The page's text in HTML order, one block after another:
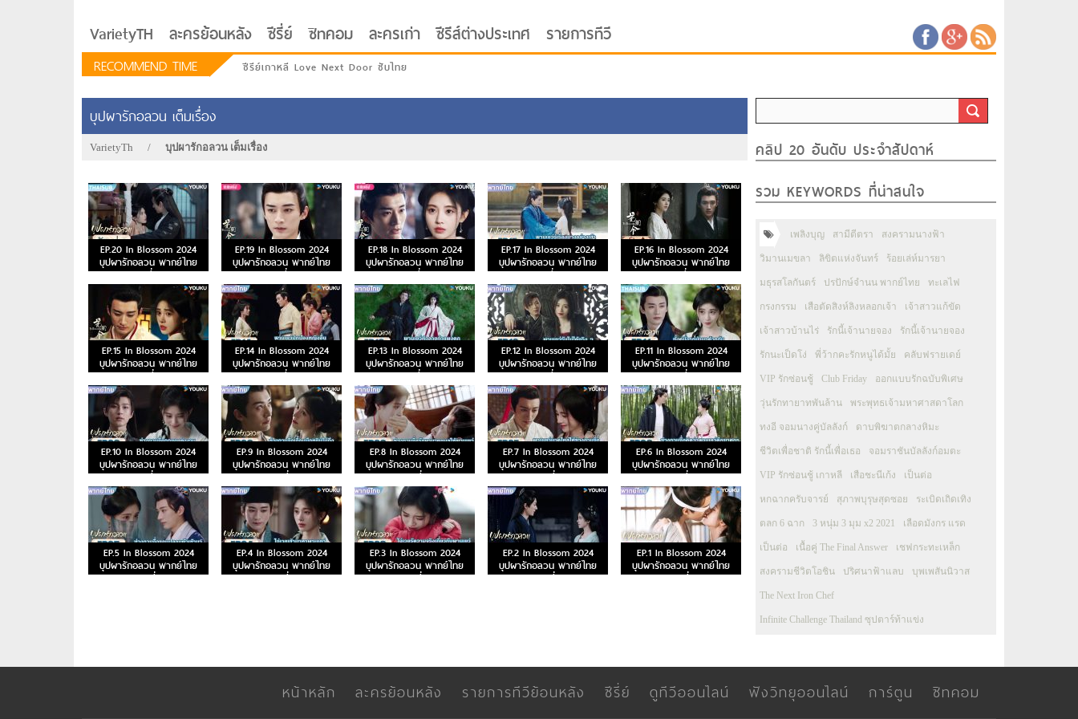
VarietyTH ละครย้อนหลัง ซีรี่ย์ ซิทคอม ละครเก่า ซีรีส์ต่างประเทศ รายการทีวี
RECOMMEND TIME ซีรีย์เกาหลี Love Next Door ซับไทย
รักอยู่ประตูถัดไป
บุปผารักอลวน เต็มเรื่อง
VarietyTh / บุปผารักอลวน เต็มเรื่อง
EP.20 In Blossom 2024
บุปผารักอลวน พากย์ไทย
ตอนที่ 20
EP.19 In Blossom 2024
บุปผารักอลวน พากย์ไทย
ตอนที่ 19
EP.18 In Blossom 2024
บุปผารักอลวน พากย์ไทย
ตอนที่ 18
EP.17 In Blossom 2024
บุปผารักอลวน พากย์ไทย
ตอนที่ 17
EP.16 In Blossom 2024
บุปผารักอลวน พากย์ไทย
ตอนที่ 16
EP.15 In Blossom 2024
บุปผารักอลวน พากย์ไทย
ตอนที่ 15
EP.14 In Blossom 2024
บุปผารักอลวน พากย์ไทย
ตอนที่ 14
EP.13 In Blossom 2024
บุปผารักอลวน พากย์ไทย
ตอนที่ 13
EP.12 In Blossom 2024
บุปผารักอลวน พากย์ไทย
ตอนที่ 12
EP.11 In Blossom 2024
บุปผารักอลวน พากย์ไทย
ตอนที่ 11
EP.10 In Blossom 2024
บุปผารักอลวน พากย์ไทย
ตอนที่ 10
EP.9 In Blossom 2024
บุปผารักอลวน พากย์ไทย
ตอนที่ 9
EP.8 In Blossom 2024
บุปผารักอลวน พากย์ไทย
ตอนที่ 8
EP.7 In Blossom 2024
บุปผารักอลวน พากย์ไทย
ตอนที่ 7
EP.6 In Blossom 2024
บุปผารักอลวน พากย์ไทย
ตอนที่ 6
EP.5 In Blossom 2024
บุปผารักอลวน พากย์ไทย
ตอนที่ 5
EP.4 In Blossom 2024
บุปผารักอลวน พากย์ไทย
ตอนที่ 4
EP.3 In Blossom 2024
บุปผารักอลวน พากย์ไทย
ตอนที่ 3
EP.2 In Blossom 2024
บุปผารักอลวน พากย์ไทย
ตอนที่ 2
EP.1 In Blossom 2024
บุปผารักอลวน พากย์ไทย
ตอนที่ 1
คลิป 20 อันดับ ประจำสัปดาห์
รวม KEYWORDS ที่น่าสนใจ
เพลิงบุญ สามีตีตรา สงครามนางฟ้า
วิมานเมขลา ลิขิตแห่งจันทร์ ร้อยเล่ห์มารยา
มธุรสโลกันตร์ ปรปักษ์จำนน พากย์ไทย ทะเลไฟ
กรงกรรม เสือตัดสิงห์ลิงหลอกเจ้า เจ้าสาวแก้ขัด
เจ้าสาวบ้านไร่ รักนี้เจ้านายจอง รักนี้เจ้านายจอง
รักนะเป็ดโง่ พี่ว้ากคะรักหนูได้มั้ย คลับฟรายเดย์
VIP รักซ่อนชู้ Club Friday ออกแบบรักฉบับพิเศษ
วุ่นรักทายาทพันล้าน พระพุทธเจ้ามหาศาสดาโลก
ทงอี จอมนางคู่บัลลังก์ ดาบพิฆาตกลางหิมะ
ชีวิตเพื่อชาติ รักนี้เพื่อเธอ จอมราชันบัลลังก์อมตะ
VIP รักซ่อนชู้ เกาหลี เสือชะนีเก้ง เป็นต่อ
หกฉากครับจารย์ สุภาพบุรุษสุดซอย ระเบิดเถิดเทิง
ตลก 6 ฉาก 3 หนุ่ม 3 มุม x2 2021 เลือดมังกร แรด
เป็นต่อ เนื้อคู่ The Final Answer เชฟกระทะเหล็ก
สงครามชีวิตโอชิน ปริศนาฟ้าแลบ บุพเพสันนิวาส
The Next Iron Chef
Infinite Challenge Thailand ซุปตาร์ท้าแข่ง
หน้าหลัก ละครย้อนหลัง รายการทีวีย้อนหลัง ซีรี่ย์ ดูทีวีออนไลน์ ฟังวิทยุออนไลน์ การ์ตูน ซิทคอม